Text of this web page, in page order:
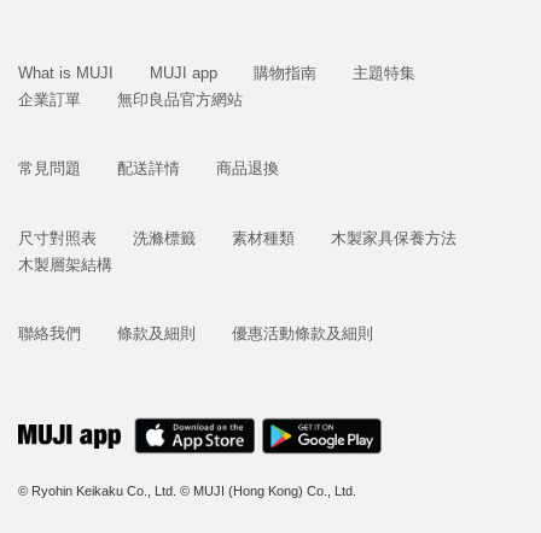
What is MUJI MUJI app 購物指南
主題特集
企業訂單
無印良品官方網站
常見問題 配送詳情 商品退換
尺寸對照表 洗滌標籤 素材種類
木製家具保養方法
木製層架結構
聯絡我們 條款及細則 優惠活動條款及細則
© Ryohin Keikaku Co., Ltd. © MUJI (Hong Kong) Co., Ltd.